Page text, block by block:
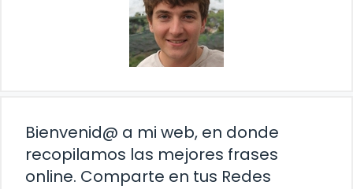
Bienvenid@ a mi web, en donde
recopilamos las mejores frases
online. Comparte en tus Redes